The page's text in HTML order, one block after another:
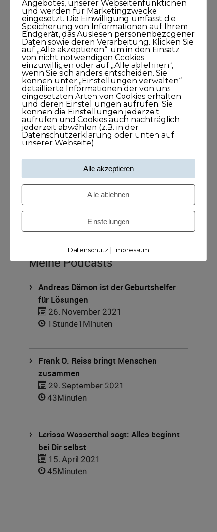
Meine Podcasts
Andreas Dämon ist der Geburtshelfer
für Lösungen
26. November 2021
1Stunde1Minuten
Frank O. Reiss bringt Menschen
zusammen
29. September 2021
43Minuten
Larissa Wasserthal sagt: Alles beginnt
bei Dir selbst
15. April 2021
45Minuten
Angebotes, unserer Webseitenfunktionen
und werden für Marketingzwecke
eingesetzt. Die Einwilligung umfasst die
Speicherung von Informationen auf Ihrem
Endgerät, das Auslesen personenbezogener
Daten sowie deren Verarbeitung. Klicken Sie
auf „Alle akzeptieren“, um in den Einsatz
von nicht notwendigen Cookies
einzuwilligen oder auf „Alle ablehnen“,
wenn Sie sich anders entscheiden. Sie
können unter „Einstellungen verwalten“
detaillierte Informationen der von uns
eingesetzten Arten von Cookies erhalten
und deren Einstellungen aufrufen. Sie
können die Einstellungen jederzeit
aufrufen und Cookies auch nachträglich
jederzeit abwählen (z.B. in der
Datenschutzerklärung oder unten auf
unserer Webseite).
Alle akzeptieren
Alle ablehnen
Einstellungen
Datenschutz| Impressum